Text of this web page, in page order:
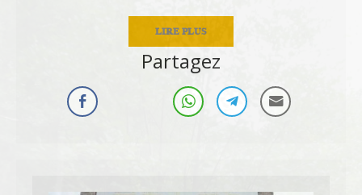
LIRE PLUS
Partagez